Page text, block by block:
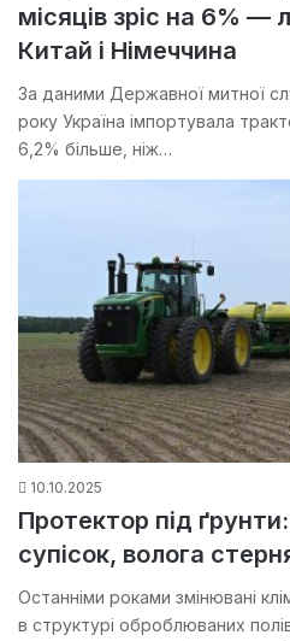
місяців зріс на 6%
Китай і Німеччина
За даними Державної митної
року Україна імпортувала
6,2% більше, ніж…
10.10.2025
Протектор під
супісок, волога
Останніми роками змінювані
в структурі оброблюваних